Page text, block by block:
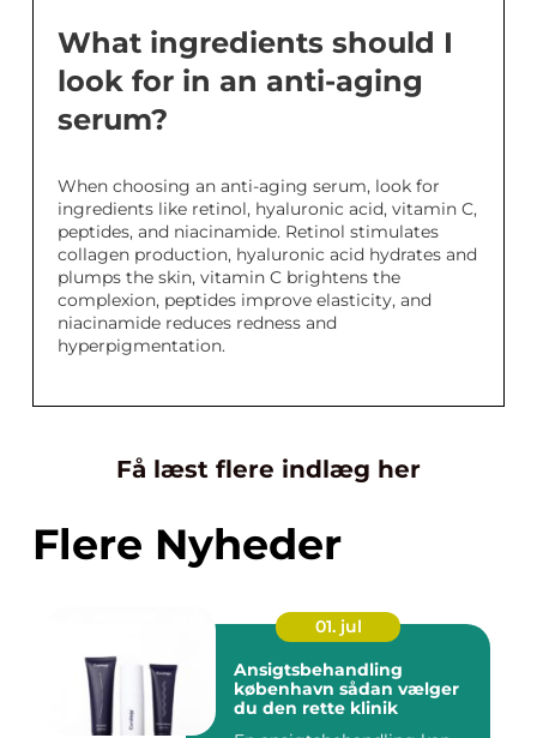
What ingredients should I
look for in an anti-aging
serum?
When choosing an anti-aging serum, look for
ingredients like retinol, hyaluronic acid, vitamin C,
peptides, and niacinamide. Retinol stimulates
collagen production, hyaluronic acid hydrates and
plumps the skin, vitamin C brightens the
complexion, peptides improve elasticity, and
niacinamide reduces redness and
hyperpigmentation.
Få læst flere indlæg her
Flere Nyheder
01. jul
Ansigtsbehandling
københavn sådan vælger
du den rette klinik